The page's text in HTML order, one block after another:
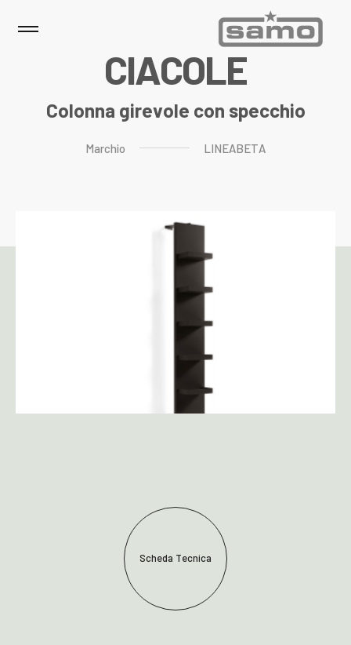
CIACOLE
Colonna girevole con specchio
Marchio LINEABETA
Scheda Tecnica